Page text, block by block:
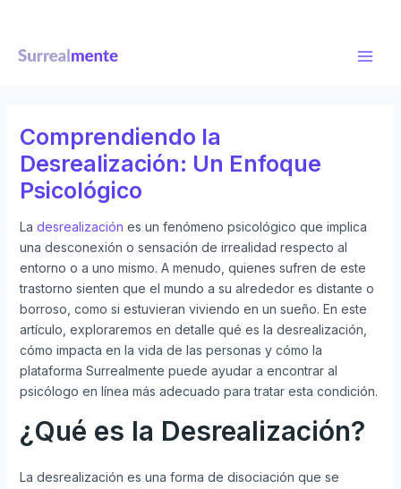
contenido
Comprendiendo la
Desrealización: Un Enfoque
Psicológico
La desrealización es un fenómeno psicológico que implica
una desconexión o sensación de irrealidad respecto al
entorno o a uno mismo. A menudo, quienes sufren de este
trastorno sienten que el mundo a su alrededor es distante o
borroso, como si estuvieran viviendo en un sueño. En este
artículo, exploraremos en detalle qué es la desrealización,
cómo impacta en la vida de las personas y cómo la
plataforma Surrealmente puede ayudar a encontrar al
psicólogo en línea más adecuado para tratar esta condición.
¿Qué es la Desrealización?
La desrealización es una forma de disociación que se
entradas